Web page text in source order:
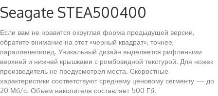
Seagate STEA500400
Если вам не нравится округлая форма предыдущей версии,
обратите внимание на этот «черный квадрат», точнее,
параллелепипед. Уникальный дизайн выделяется рифлеными
верхней и нижней крышками с ромбовидной текстурой. Для ножек
производитель не предусмотрел места. Скоростные
характеристики соответствуют среднему ценовому сегменту — до
20 Мб/с. Объем накопителя составляет 500 Гб.